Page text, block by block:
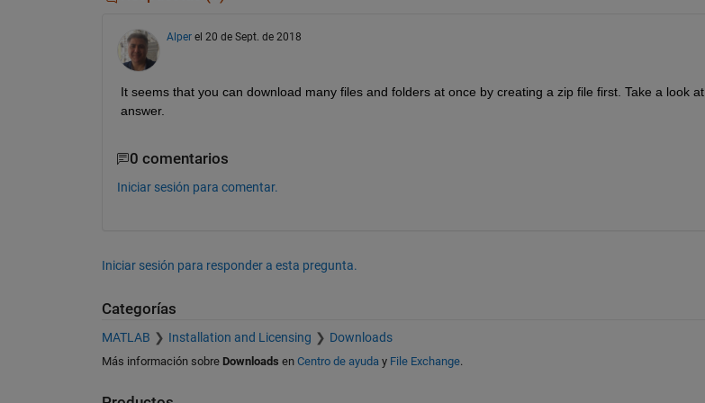
Alper el 20 de Sept. de 2018
It seems that you can download many files and folders at once by creating a zip file first. Take a look at
answer.
0 comentarios
Iniciar sesión para comentar.
Iniciar sesión para responder a esta pregunta.
Categorías
MATLAB Installation and Licensing Downloads
Más información sobre Downloads en Centro de ayuday File Exchange.